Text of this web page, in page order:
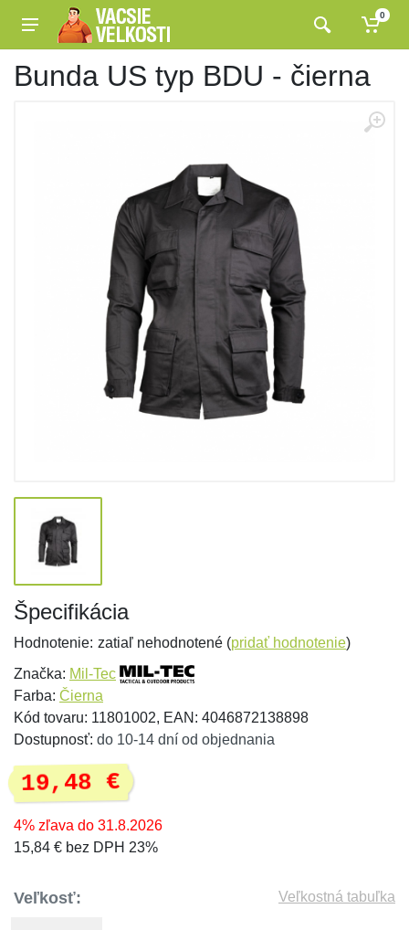
0
Bunda US typ BDU - čierna
Špecifikácia
Hodnotenie: zatiaľ nehodnotené (pridať hodnotenie)
Značka: Mil-Tec
Farba: Čierna
Kód tovaru: 11801002, EAN: 4046872138898
Dostupnosť: do 10-14 dní od objednania
19,48 €
4% zľava do 31.8.2026
15,84 € bez DPH 23%
Veľkosť: Veľkostná tabuľka